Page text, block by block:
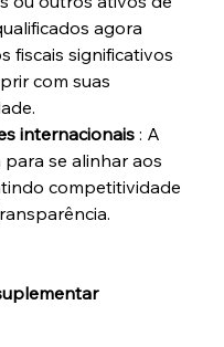
agora
fiscais significativos
com suas
internacionais : A
se alinhar aos
competitividade